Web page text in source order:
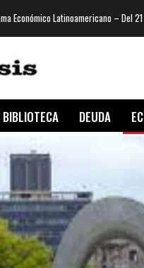
Económico Latinoamericano – Del
BIBLIOTECA DEUDA